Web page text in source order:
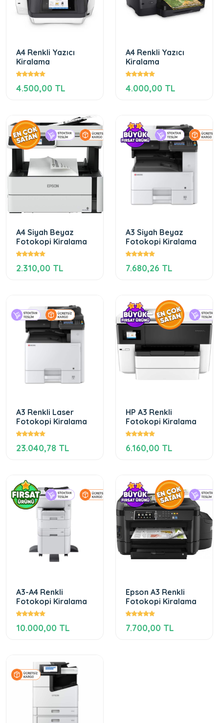
A4 Renkli Yazıcı
Kiralama
4.500,00 TL
A4 Renkli Yazıcı
Kiralama
4.000,00 TL
A4 Siyah Beyaz
Fotokopi Kiralama
2.310,00 TL
A3 Siyah Beyaz
Fotokopi Kiralama
7.680,26 TL
A3 Renkli Laser
Fotokopi Kiralama
23.040,78 TL
HP A3 Renkli
Fotokopi Kiralama
6.160,00 TL
A3-A4 Renkli
Fotokopi Kiralama
10.000,00 TL
Epson A3 Renkli
Fotokopi Kiralama
7.700,00 TL